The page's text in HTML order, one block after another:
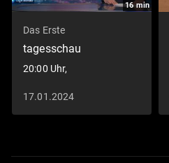
16 min
Das Erste
tagesschau
20:00 Uhr,
17.01.2024